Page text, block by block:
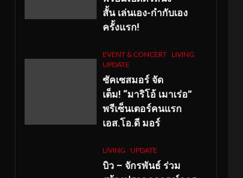
สั้น เล่นเอง-กำกับเอง
ครั้งแรก!
EVENT & CONCERT LIVING
UPDATE
ซัคเซสมอร์ จัด
เต็ม! “มาริโอ้ เมาเร่อ”
พรีเซ็นเตอร์คนแรก
เอส.โอ.ดี มอร์
LIVING UPDATE
บิว – จักรพันธ์ ร่วม